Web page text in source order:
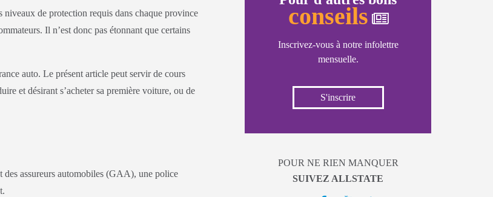
niveaux de protection requis dans chaque province
Il n’est donc pas étonnant que certains
auto. Le présent article peut servir de cours
et désirant s’acheter sa première voiture, ou de
assureurs automobiles (GAA), une police
conseils
Inscrivez-vous à notre infolettre
mensuelle.
S'inscrire
POUR NE RIEN MANQUER
SUIVEZ ALLSTATE